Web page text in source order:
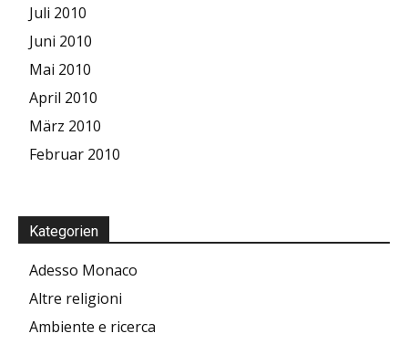
Juli 2010
Juni 2010
Mai 2010
April 2010
März 2010
Februar 2010
Kategorien
Adesso Monaco
Altre religioni
Ambiente e ricerca